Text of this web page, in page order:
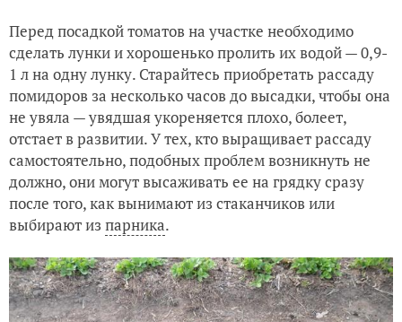
Перед посадкой томатов на участке необходимо
сделать лунки и хорошенько пролить их водой — 0,9-
1 л на одну лунку. Старайтесь приобретать рассаду
помидоров за несколько часов до высадки, чтобы она
не увяла — увядшая укореняется плохо, болеет,
отстает в развитии. У тех, кто выращивает рассаду
самостоятельно, подобных проблем возникнуть не
должно, они могут высаживать ее на грядку сразу
после того, как вынимают из стаканчиков или
выбирают из парника.